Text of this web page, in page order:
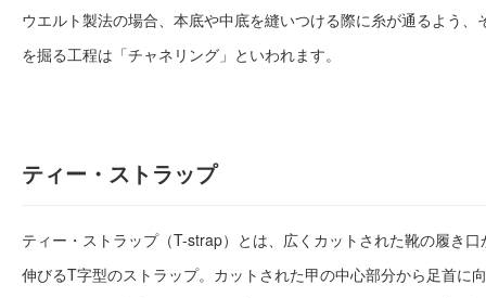
ウエルト製法の場合、本底や中底を縫いつける際に糸が通るよう、
を掘る工程は「チャネリング」といわれます。
ティー・ストラップ
ティー・ストラップ（T-strap）とは、広くカットされた靴の履き
伸びるT字型のストラップ。カットされた甲の中心部分から足首に